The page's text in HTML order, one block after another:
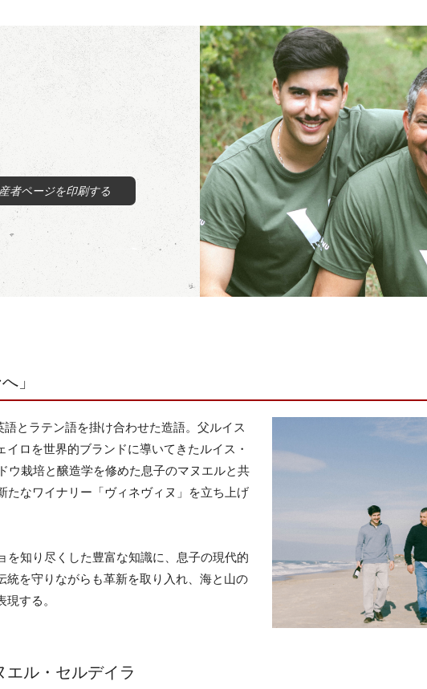
者ページを印刷する
」
とラテン語を掛け合わせた造語。父ルイス
ロを世界的ブランドに導いてきたルイス・
ウ栽培と醸造学を修めた息子のマヌエルと共
たなワイナリー「ヴィネヴィヌ」を立ち上げ
を知り尽くした豊富な知識に、息子の現代的
を守りながらも革新を取り入れ、海と山の
する。
ル・セルデイラ